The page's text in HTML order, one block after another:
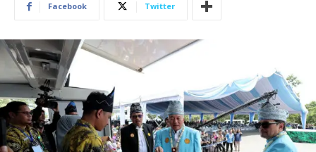
Facebook Twitter